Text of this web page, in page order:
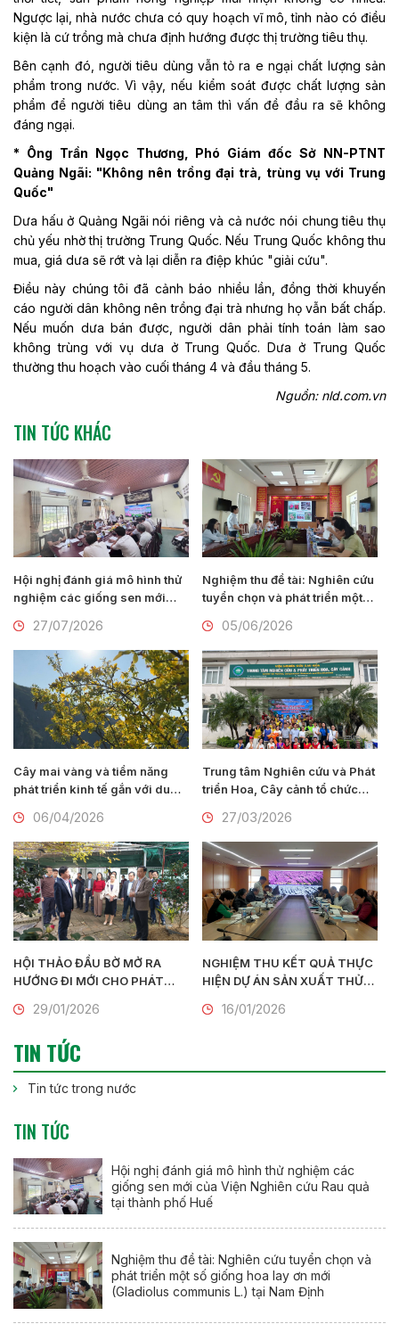
Ngược lại, nhà nước chưa có quy hoạch vĩ mô, tỉnh nào có điều
kiện là cứ trồng mà chưa định hướng được thị trường tiêu thụ.
Bên cạnh đó, người tiêu dùng vẫn tỏ ra e ngại chất lượng sản
phẩm trong nước. Vì vậy, nếu kiểm soát được chất lượng sản
phẩm để người tiêu dùng an tâm thì vấn đề đầu ra sẽ không
đáng ngại.
* Ông Trần Ngọc Thương, Phó Giám đốc Sở NN-PTNT
Quảng Ngãi: "Không nên trồng đại trà, trùng vụ với Trung
Quốc"
Dưa hấu ở Quảng Ngãi nói riêng và cả nước nói chung tiêu thụ
chủ yếu nhờ thị trường Trung Quốc. Nếu Trung Quốc không thu
mua, giá dưa sẽ rớt và lại diễn ra điệp khúc "giải cứu".
Điều này chúng tôi đã cảnh báo nhiều lần, đồng thời khuyến
cáo người dân không nên trồng đại trà nhưng họ vẫn bất chấp.
Nếu muốn dưa bán được, người dân phải tính toán làm sao
không trùng với vụ dưa ở Trung Quốc. Dưa ở Trung Quốc
thường thu hoạch vào cuối tháng 4 và đầu tháng 5.
Nguồn: nld.com.vn
TIN TỨC KHÁC
Hội nghị đánh giá mô hình thử
nghiệm các giống sen mới
tại thành phố Huế
27/07/2026
Nghiệm thu đề tài: Nghiên cứu
tuyển chọn và phát triển một
(Gladiolus communis L.) tại
Nam Định
05/06/2026
Cây mai vàng và tiềm năng
phát triển kinh tế gắn với du
06/04/2026
Trung tâm Nghiên cứu và Phát
triển Hoa, Cây cảnh tổ chức
Ngày thành lập Đoàn TNCS Hồ
Chí Minh (26/3/1931 –
26/3/2026)
27/03/2026
HỘI THẢO ĐẦU BỜ MỞ RA
HƯỚNG ĐI MỚI CHO PHÁT
VỚI DU LỊCH NÔNG THÔN
29/01/2026
NGHIỆM THU KẾT QUẢ THỰC
HIỆN DỰ ÁN SẢN XUẤT THỬ
CÔNG NGHỆ NUÔI CẤY MÔ
16/01/2026
TIN TỨC
Tin tức trong nước
TIN TỨC
Hội nghị đánh giá mô hình thử nghiệm các
giống sen mới của Viện Nghiên cứu Rau quả
tại thành phố Huế
Nghiệm thu đề tài: Nghiên cứu tuyển chọn và
phát triển một số giống hoa lay ơn mới
(Gladiolus communis L.) tại Nam Định